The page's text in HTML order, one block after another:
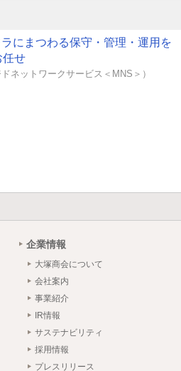
ラにまつわる保守・管理・運用を
任せ
ドネットワークサービス＜MNS＞）
企業情報
大塚商会について
会社案内
事業紹介
IR情報
サステナビリティ
採用情報
プレスリリース